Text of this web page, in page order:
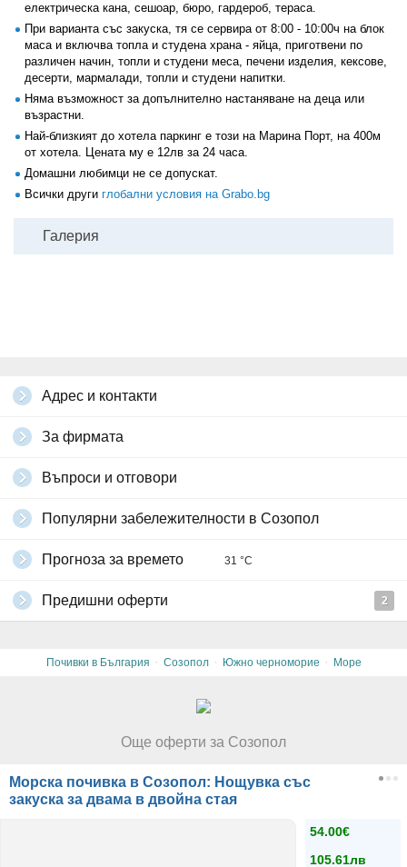
електрическа кана, сешоар, бюро, гардероб, тераса.
При варианта със закуска, тя се сервира от 8:00 - 10:00ч на блок
маса и включва топла и студена храна - яйца, приготвени по
различен начин, топли и студени меса, печени изделия, кексове,
десерти, мармалади, топли и студени напитки.
Няма възможност за допълнително настаняване на деца или
възрастни.
Най-близкият до хотела паркинг е този на Марина Порт, на 400м
от хотела. Цената му е 12лв за 24 часа.
Домашни любимци не се допускат.
Всички други глобални условия на Grabo.bg
Галерия
Адрес и контакти
За фирмата
Въпроси и отговори
Популярни забележителности в Созопол
Прогноза за времето 31 °C
Предишни оферти 2
Почивки в България · Созопол · Южно черноморие · Море
Още оферти за Созопол
Морска почивка в Созопол: Нощувка със
закуска за двама в двойна стая
54.00€
105.61лв